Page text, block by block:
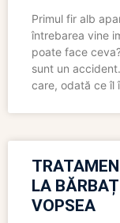
Primul fir alb
întrebarea vine
poate face
sunt un
care, odată ce îl
LA
VOPSEA